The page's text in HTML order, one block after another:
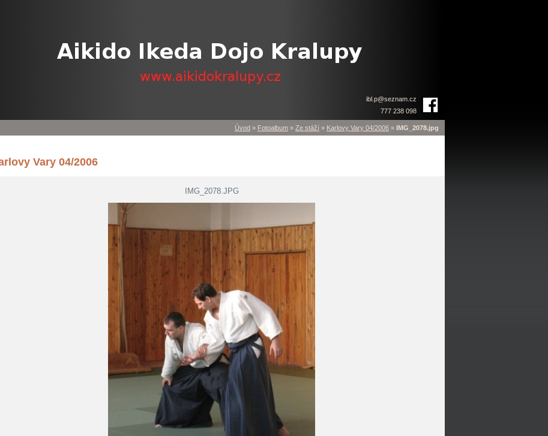
ibl.p@seznam.cz
777 238 098
Úvod » Fotoalbum » Ze stáží » Karlovy Vary 04/2006 » IMG_2078.jpg
Vary 04/2006
IMG_2078.JPG